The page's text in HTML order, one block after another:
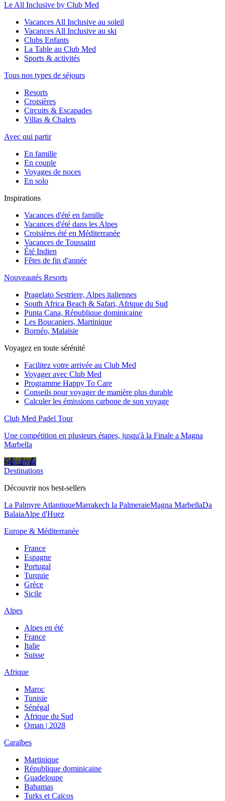
Le All Inclusive by Club Med
Vacances All Inclusive au soleil
Vacances All Inclusive au ski
Clubs Enfants
La Table au Club Med
Sports & activités
Tous nos types de séjours
Resorts
Croisières
Circuits & Escapades
Villas & Chalets
Avec qui partir
En famille
En couple
Voyages de noces
En solo
Inspirations
Vacances d'été en famille
Vacances d'été dans les Alpes
Croisières été en Méditerranée
Vacances de Toussaint
Été Indien
Fêtes de fin d'année
Nouveautés Resorts
Pragelato Sestriere, Alpes italiennes
South Africa Beach & Safari, Afrique du Sud
Punta Cana, République dominicaine
Les Boucaniers, Martinique
Bornéo, Malaisie
Voyagez en toute sérénité
Facilitez votre arrivée au Club Med
Voyager avec Club Med
Programme Happy To Care
Conseils pour voyager de manière plus durable
Calculer les émissions carbone de son voyage
Club Med Padel Tour
Une compétition en plusieurs étapes, jusqu'à la Finale a Magna
Marbella
Découvrir
Destinations
Découvrir nos best-sellers
La Palmyre AtlantiqueMarrakech la PalmeraieMagna MarbellaDa
BalaiaAlpe d'Huez
Europe & Méditerranée
France
Espagne
Portugal
Turquie
Grèce
Sicile
Alpes
Alpes en été
France
Italie
Suisse
Afrique
Maroc
Tunisie
Sénégal
Afrique du Sud
Oman | 2028
Caraïbes
Martinique
République dominicaine
Guadeloupe
Bahamas
Turks et Caïcos